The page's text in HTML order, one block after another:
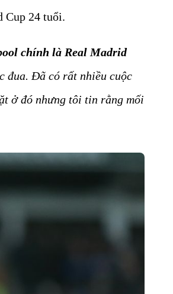
Cup 24 tuổi.
chính là Real Madrid
đua. Đã có rất nhiều cuộc
ở đó nhưng tôi tin rằng mối